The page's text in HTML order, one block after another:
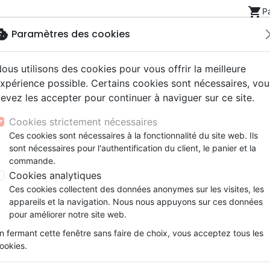
shopping_cart
NouveautésBibles
Segond 21
Segond
NEG
Livres
Famille, couple
Souffrance, Relation d'aide
Santé
eBooks
Couple
Méditations
Souffrance, Relation d'aide
Psychologie
Jeunesse
ans
Bibles jeunesse
Latino, Folk
Soul
Instrumental
Louange, Adoration
Hardrock, Métal
conférences
Documentaires, reportages
Accessoires de Bible
Papeterie
Marc - Se plonger dans la Parole
Marc
Auteur :Etienne Koning Timothée
RéférenceBLF7157 EAN9782386571572
Description
Comment prendre plaisir à chaque
Paramètres des cookies
utilisons des cookies pour vous offrir la meilleure
possible. Certains cookies sont nécessaires,
les accepter pour continuer à naviguer sur ce site.
Cookies strictement nécessaires
Ces cookies sont nécessaires à la fonctionnalité du site web. Ils
sont nécessaires pour l'authentification du client, le panier et la
commande.
Cookies analytiques
Ces cookies collectent des données anonymes sur les visites, les
appareils et la navigation. Nous nous appuyons sur ces données
pour améliorer notre site web.
fermant cette fenêtre sans faire de choix, vous acceptez tous les